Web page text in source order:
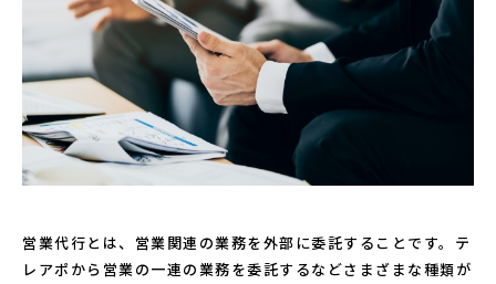
営業代行とは、営業関連の業務を外部に委託することです。テ
レアポから営業の一連の業務を委託するなどさまざまな種類が